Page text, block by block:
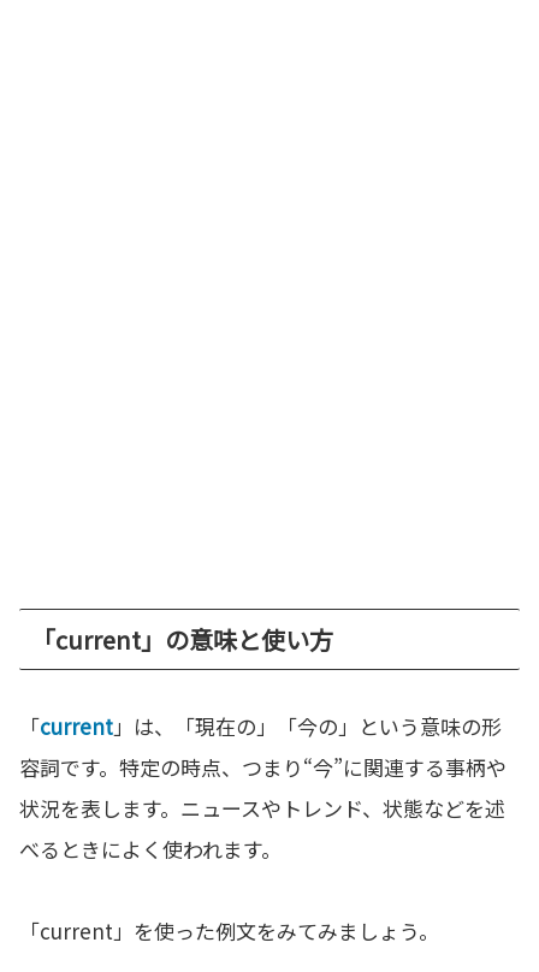
「current」の意味と使い方
「current」は、「現在の」「今の」という意味の形
容詞です。特定の時点、つまり“今”に関連する事柄や
状況を表します。ニュースやトレンド、状態などを述
べるときによく使われます。
「current」を使った例文をみてみましょう。